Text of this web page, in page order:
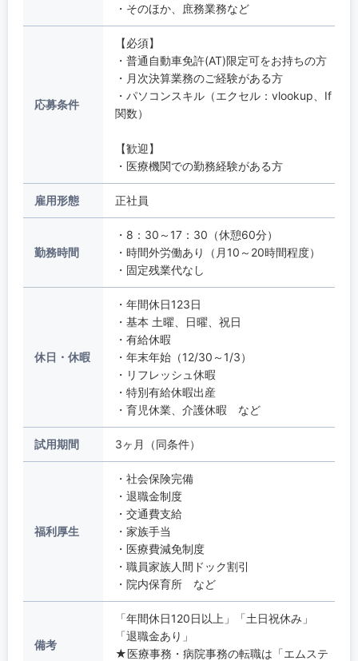
・そのほか、庶務業務など
応募条件
【必須】
・普通自動車免許(AT)限定可をお持ちの方
・月次決算業務のご経験がある方
・パソコンスキル（エクセル：vlookup、If
関数）
【歓迎】
・医療機関での勤務経験がある方
雇用形態 正社員
勤務時間
・8：30～17：30（休憩60分）
・時間外労働あり（月10～20時間程度）
・固定残業代なし
休日・休暇
・年間休日123日
・基本 土曜、日曜、祝日
・有給休暇
・年末年始（12/30～1/3）
・リフレッシュ休暇
・特別有給休暇出産
・育児休業、介護休暇 など
試用期間 3ヶ月（同条件）
福利厚生
・社会保険完備
・退職金制度
・交通費支給
・家族手当
・医療費減免制度
・職員家族人間ドック割引
・院内保育所 など
備考
「年間休日120日以上」「土日祝休み」
「退職金あり」
★医療事務・病院事務の転職は「エムステ